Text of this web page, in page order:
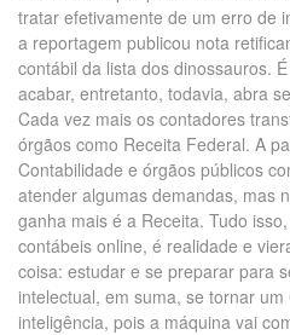
tratar efetivamente de um erro de
a reportagem publicou nota
contábil da lista dos dinossauros.
acabar, entretanto, todavia, abra
Cada vez mais os contadores
órgãos como Receita Federal. A
Contabilidade e órgãos públicos
atender algumas demandas, mas
ganha mais é a Receita. Tudo
contábeis online, é realidade e
coisa: estudar e se preparar para
intelectual, em suma, se tornar
inteligência, pois a máquina vai